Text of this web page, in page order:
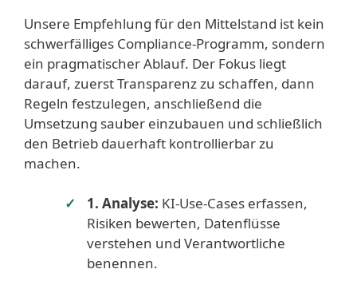
Unsere Empfehlung für den Mittelstand ist kein
schwerfälliges Compliance-Programm, sondern
ein pragmatischer Ablauf. Der Fokus liegt
darauf, zuerst Transparenz zu schaffen, dann
Regeln festzulegen, anschließend die
Umsetzung sauber einzubauen und schließlich
den Betrieb dauerhaft kontrollierbar zu
machen.
1. Analyse: KI-Use-Cases erfassen,
Risiken bewerten, Datenflüsse
verstehen und Verantwortliche
benennen.